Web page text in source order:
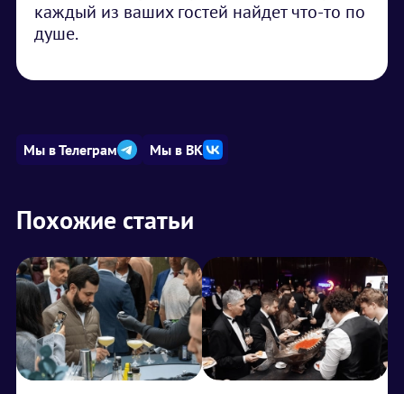
каждый из ваших гостей найдет что-то по
душе.
Мы в Телеграм Мы в ВК
Похожие статьи